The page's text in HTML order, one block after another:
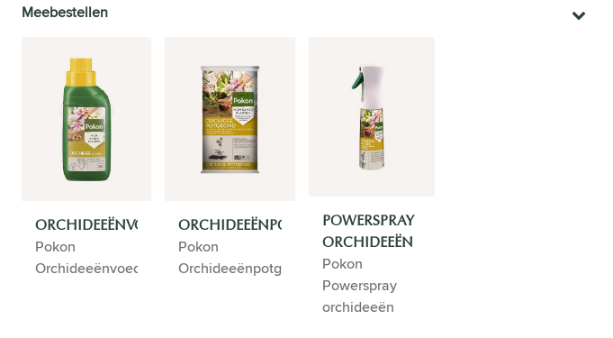
Meebestellen
ORCHIDEEËNVOEDING
Pokon
Orchideeënvoeding
ORCHIDEEËNPOTGROND
Pokon
Orchideeënpotgrond
POWERSPRAY
ORCHIDEEËN
Pokon
Powerspray
orchideeën